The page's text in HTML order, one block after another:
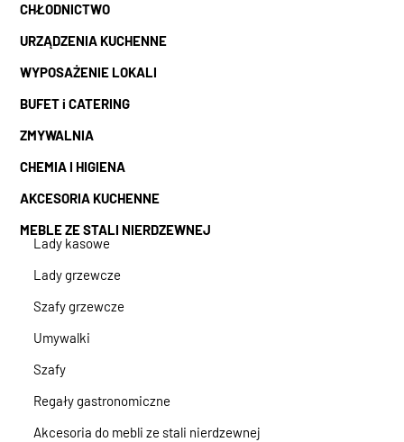
CHŁODNICTWO
URZĄDZENIA KUCHENNE
WYPOSAŻENIE LOKALI
BUFET i CATERING
ZMYWALNIA
CHEMIA I HIGIENA
AKCESORIA KUCHENNE
MEBLE ZE STALI NIERDZEWNEJ
Lady kasowe
Lady grzewcze
Szafy grzewcze
Umywalki
Szafy
Regały gastronomiczne
Akcesoria do mebli ze stali nierdzewnej